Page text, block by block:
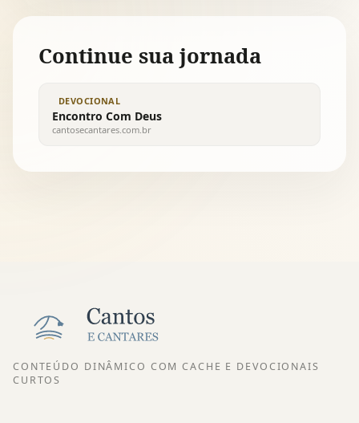
Continue sua jornada
DEVOCIONAL
Encontro Com Deus
cantosecantares.com.br
CONTEÚDO DINÂMICO COM CACHE E DEVOCIONAIS
CURTOS